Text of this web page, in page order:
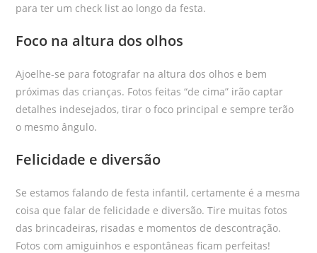
para ter um check list ao longo da festa.
Foco na altura dos olhos
Ajoelhe-se para fotografar na altura dos olhos e bem
próximas das crianças. Fotos feitas “de cima” irão captar
detalhes indesejados, tirar o foco principal e sempre terão
o mesmo ângulo.
Felicidade e diversão
Se estamos falando de festa infantil, certamente é a mesma
coisa que falar de felicidade e diversão. Tire muitas fotos
das brincadeiras, risadas e momentos de descontração.
Fotos com amiguinhos e espontâneas ficam perfeitas!